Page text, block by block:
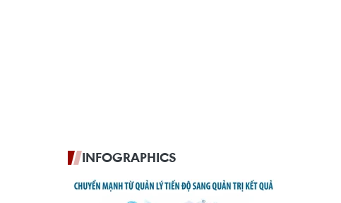
INFOGRAPHICS